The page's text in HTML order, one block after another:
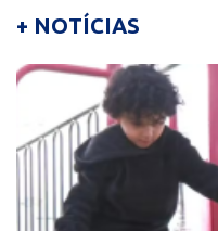
+ NOTÍCIAS